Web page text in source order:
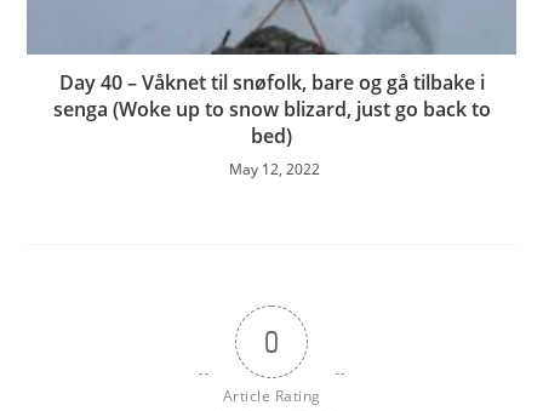
Day 40 – Våknet til snøfolk, bare og gå tilbake i
senga (Woke up to snow blizard, just go back to
bed)
May 12, 2022
0
Article Rating